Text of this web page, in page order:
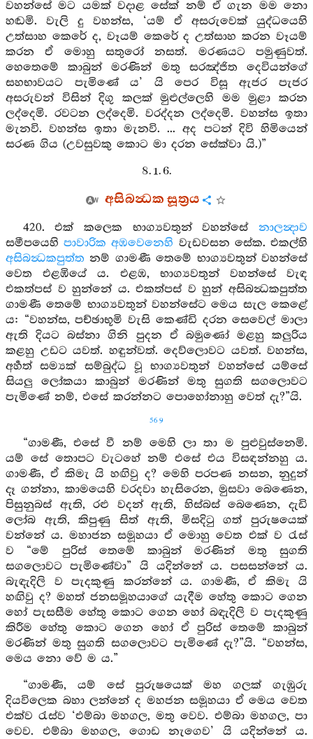
වහන්සේ මට යමක් වදාළ සේක් නම් ඒ ගැන මම නො
හඬමි. වැලි දු වහන්ස, ‘යම් ඒ අසරුවෙක් යුද්ධයෙහි
උත්සාහ කෙරේ ද, වෑයම් කෙරේ ද උත්සාහ කරන වෑයම්
කරන ඒ මොහු සතුරෝ නසත්. මරණයට පමුණුවත්.
හෙතෙමේ කාබුන් මරණින් මතු සරඤ්ජිත දෙවියන්ගේ
සහභාවයට පැමිණේ ය’ යි පෙර විසූ ඇජර පැජර
අසරුවන් විසින් දිගු කලක් මුළුල්ලෙහි මම මුළා කරන
ලද්දෙමි. රවටන ලද්දෙමි. වරද්දන ලද්දෙමි. වහන්ස ඉතා
මැනවි. වහන්ස ඉතා මැනවි. ... අද පටන් දිවි හිමියෙන්
සරණ ගිය (උවසුවකු කොට මා දරන සේක්වා යි.)”
8. 1. 6.
අසිබන්‍ධක සූත්‍රය
420. එක් කලෙක භාග්‍යවතුන් වහන්සේ නාලන්‍දාව
සමීපයෙහිපාවාරික අඹවෙනෙහි වැඩවසන සේක. එකල්හි
අසිබන්‍ධකපුත්ත නම් ගාමණී තෙමේ භාග්‍යවතුන් වහන්සේ
වෙත එළඹියේ ය. එළඹ, භාග්‍යවතුන් වහන්සේ වැඳ
එකත්පස් ව හුන්නේ ය. එකත්පස් ව හුන් අසිබන්‍ධකපුත්ත
ගාමණී තෙමේ භාග්‍යවතුන් වහන්සේට මෙය සැල කෙළේ
ය: “වහන්ස, පච්ඡාභූමි වැසි කෙණ්ඩි දරන සෙවෙල් මාලා
ඇති දියට බස්නා ගිනි පුදන ඒ බමුණෝ මළහු කලුරිය
කළහු උඩට යවත්. හඳුන්වත්. දෙව්ලොවට යවත්. වහන්ස,
අර්‍හත් සම්‍යක් සම්බුද්ධ වූ භාග්‍යවතුන් වහන්සේ යම්සේ
සියලු ලෝකයා කාබුන් මරණින් මතු සුගති සගලොවට
පැමිණේ නම්, එසේ කරන්නට පොහෝනාහු වෙත් දැ?”යි.
569
“ගාමණී, එසේ වී නම් මෙහි ලා තා ම පුළුවුස්නෙමි.
යම් සේ තොපට වැටහේ නම් එසේ එය විසඳන්නහු ය.
ගාමණී, ඒ කිමැ යි හඟිවු ද? මෙහි පරපණ නසන, නුදුන්
දෑ ගන්නා, කාමයෙහි වරදවා හැසිරෙන, මුසවා බෙණෙන,
පිසුනුබස් ඇති, රළු වදන් ඇති, හිස්බස් බෙණෙන, දැඩි
ලෝබ ඇති, කිපුණු සිත් ඇති, මිසදිටු ගත් පුරුෂයෙක්
වන්නේ ය. මහාජන සමූහයා ඒ මොහු වෙත එක් ව රැස්
ව “මේ පුරිස් තෙමේ කාබුන් මරණින් මතු සුගති
සගලොවට පැමිණේවා” යි යදින්නේ ය. පසසන්නේ ය.
බැඳැදිලි ව පැදකුණු කරන්නේ ය. ගාමණී, ඒ කිමැ යි
හඟිවු ද? මහත් ජනසමූහයාගේ යැදීම හේතු කොට ගෙන
හෝ පැසසීම හේතු කොට ගෙන හෝ බඳැදිලි ව පැදකුණු
කිරීම හේතු කොට ගෙන හෝ ඒ පුරිස් තෙමේ කාබුන්
මරණින් මතු සුගති සගලොවට පැමිණේ දැ?”යි. “වහන්ස,
මෙය නො වේ ම ය.”
“ගාමණී, යම් සේ පුරුෂයෙක් මහ ගලක් ගැඹුරු
දියවිලෙක බහා ලන්නේ ද මහජන සමූහයා ඒ මෙය වෙත
එක්ව රැස්ව ‘එම්බා මහගල, මතු වෙව. එම්බා මහගල, පා
වෙව. එම්බා මහගල, ගොඩ නැගෙව’ යි යදින්නේ ය.